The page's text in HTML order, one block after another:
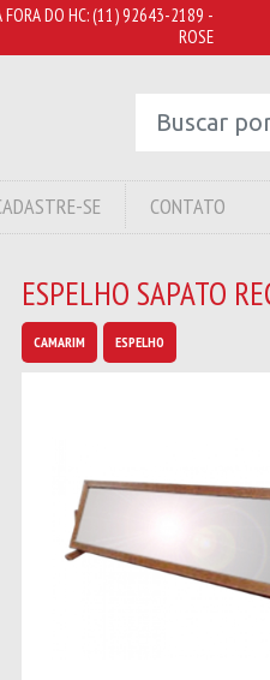
FORA DO HC:(11) 92643-2189 -
ROSE
SE CONTATO
ESPELHO SAPATO
CAMARIM ESPELHO